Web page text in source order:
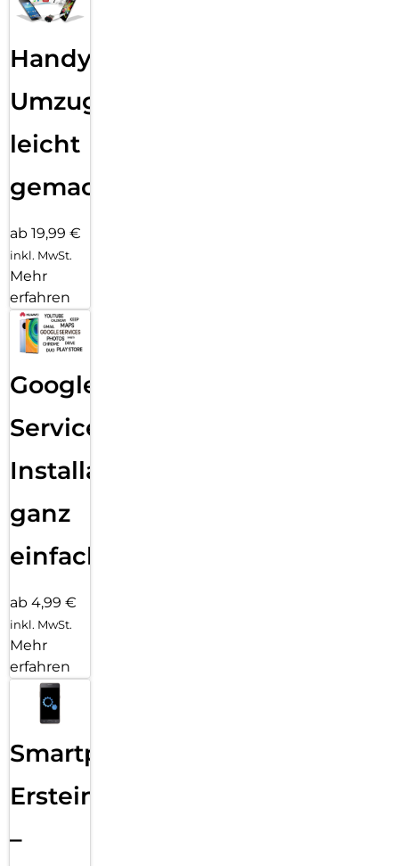
Handy
Umzug
leicht
gemacht!
ab 19,99 €
inkl. MwSt.
Mehr
erfahren
Google
Services
Installation
ganz
einfach
ab 4,99 €
inkl. MwSt.
Mehr
erfahren
Smartphone
Ersteinrichtung
–